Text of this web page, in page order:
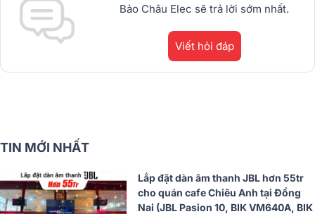
Bảo Châu Elec sẽ trả lời sớm nhất.
Viết hỏi đáp
TIN MỚI NHẤT
Lắp đặt dàn âm thanh JBL hơn 55tr
cho quán cafe Chiêu Anh tại Đồng
Nai (JBL Pasion 10, BIK VM640A, BIK